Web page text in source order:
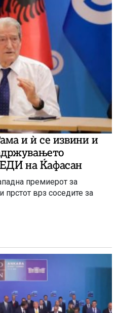
и ѝ се извини и
на Ќафасан
премиерот за
прстот врз соседите за